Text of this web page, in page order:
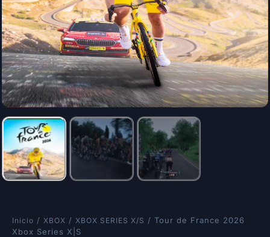
Inicio / XBOX / XBOX SERIES X/S / Tour de France 2026
Xbox Series X|S